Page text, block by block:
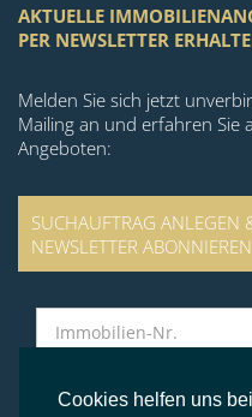
Cookies helfen uns
AKTUELLE
PER NEWSLETTER
Melden Sie sich jetzt
Mailing an und erfahren Sie
Angeboten:
SUCHAUFTRAG ANLEGEN
NEWSLETTER ABONNIEREN